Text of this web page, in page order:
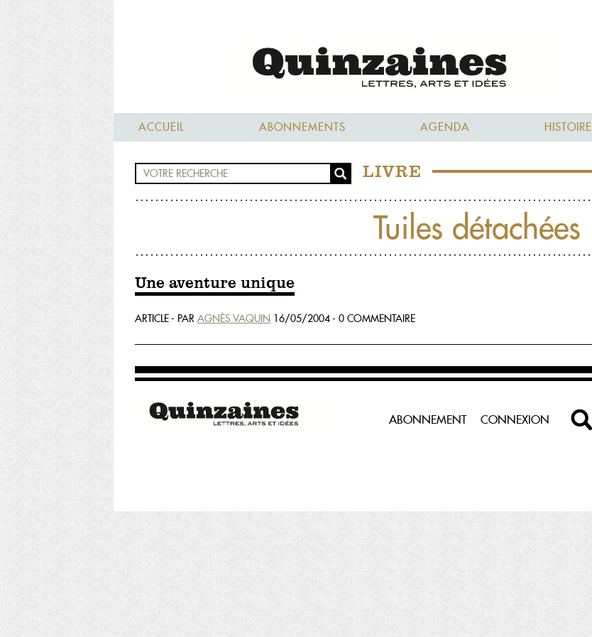
ACCUEIL ABONNEMENTS AGENDA HISTOIRE
LIVRE
Tuiles détachées
Une aventure unique
ARTICLE - PAR AGNÈS VAQUIN 16/05/2004 - 0 COMMENTAIRE
ABONNEMENT CONNEXION